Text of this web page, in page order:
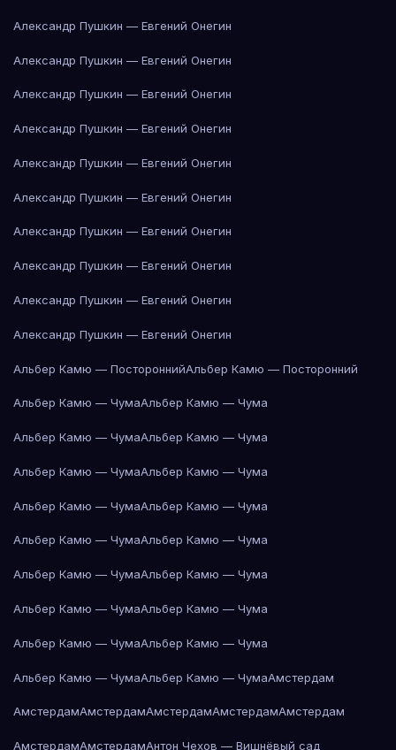
Александр Пушкин — Евгений Онегин
Александр Пушкин — Евгений Онегин
Александр Пушкин — Евгений Онегин
Александр Пушкин — Евгений Онегин
Александр Пушкин — Евгений Онегин
Александр Пушкин — Евгений Онегин
Александр Пушкин — Евгений Онегин
Александр Пушкин — Евгений Онегин
Александр Пушкин — Евгений Онегин
Александр Пушкин — Евгений Онегин
Альбер Камю — ПостороннийАльбер Камю — Посторонний
Альбер Камю — ЧумаАльбер Камю — Чума
Альбер Камю — ЧумаАльбер Камю — Чума
Альбер Камю — ЧумаАльбер Камю — Чума
Альбер Камю — ЧумаАльбер Камю — Чума
Альбер Камю — ЧумаАльбер Камю — Чума
Альбер Камю — ЧумаАльбер Камю — Чума
Альбер Камю — ЧумаАльбер Камю — Чума
Альбер Камю — ЧумаАльбер Камю — Чума
Альбер Камю — ЧумаАльбер Камю — ЧумаАмстердам
АмстердамАмстердамАмстердамАмстердамАмстердам
АмстердамАмстердамАнтон Чехов — Вишнёвый сад